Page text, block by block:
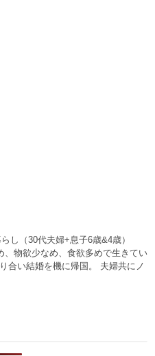
し（30代夫婦+息子6歳&4歳）
、物欲少なめ、食欲多めで生きてい
合い結婚を機に帰国。 夫婦共にノ